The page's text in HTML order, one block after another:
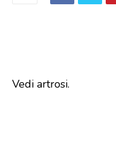
Vedi artrosi.